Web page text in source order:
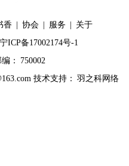
香 协会 服务
关于
宁ICP备17002174号-1
：
750002
技术支持： 羽之科网络